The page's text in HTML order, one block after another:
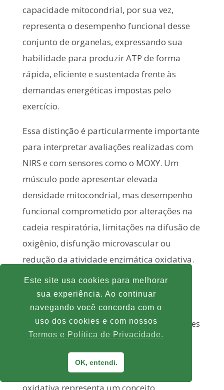
capacidade mitocondrial, por sua vez,
representa o desempenho funcional desse
conjunto de organelas, expressando sua
habilidade para produzir ATP de forma
rápida, eficiente e sustentada frente às
demandas energéticas impostas pelo
exercício.
Essa distinção é particularmente importante
para interpretar avaliações realizadas com
NIRS e com sensores como o MOXY. Um
músculo pode apresentar elevada
densidade mitocondrial, mas desempenho
funcional comprometido por alterações na
cadeia respiratória, limitações na difusão de
oxigênio, disfunção microvascular ou
redução da atividade enzimática oxidativa.
De maneira inversa, pequenas adaptações
funcionais decorrentes do treinamento
podem aumentar significativamente a
velocidade de recuperação metabólica antes
mesmo que modificações estruturais
relevantes sejam observadas na massa
mitocondrial. Portanto, a capacidade
Este site usa cookies para melhorar
sua experiência. Ao continuar
navegando você concorda com o
uso dos cookies e com nossos
Termos e Política de Privacidade.
OK, entendi.